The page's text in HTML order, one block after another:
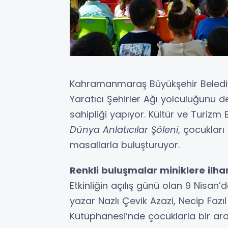
Kahramanmaraş Büyükşehir
Yaratıcı Şehirler Ağı
sahipliği yapıyor. Kültür ve Turizm
Dünya Anlatıcılar Şöleni,
masallarla buluşturuyor.
Renkli buluşmalar miniklere
Etkinliğin açılış günü olan 9
yazar Nazlı Çevik Azazi, Necip
Kütüphanesi’nde çocuklarla bir